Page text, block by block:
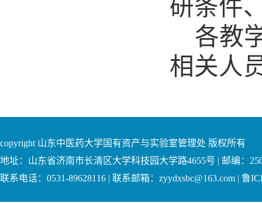
研条件
各教
相关人
copyright 山东中医药大学国有资产与实验室管理处 版权所有
地址：山东省济南市长清区大学科技园大学路4655号 | 邮编：
联系电话：0531-89628116 | 联系邮箱：zyydxsbc@163.com | 鲁